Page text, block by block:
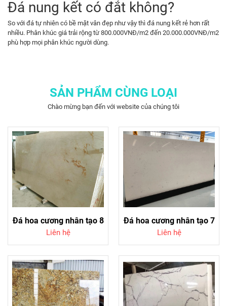
Đá nung kết có đắt không?
So với đá tự nhiên có bề mặt vân đẹp như vậy thì đá nung kết rẻ hơn rất
nhiều. Phân khúc giá trải rộng từ 800.000VNĐ/m2 đến 20.000.000VNĐ/m2
phù hợp mọi phân khúc người dùng.
SẢN PHẨM CÙNG LOẠI
Chào mừng bạn đến với website của chúng tôi
Đá hoa cương nhân tạo 8
Liên hệ
Đá hoa cương nhân tạo 7
Liên hệ